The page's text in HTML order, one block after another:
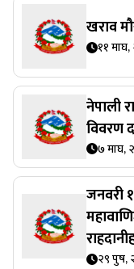
खराव
११
नेपाली
विवरण
७ माघ,
जनवरी
२९ पुष,